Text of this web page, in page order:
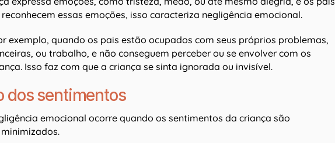
essas emoções, isso caracteriza negligência emocional.
exemplo, quando os pais estão ocupados com seus próprios problemas,
ou trabalho, e não conseguem perceber ou se envolver com os
Isso faz com que a criança se sinta ignorada ou invisível.
dos sentimentos
emocional ocorre quando os sentimentos da criança são